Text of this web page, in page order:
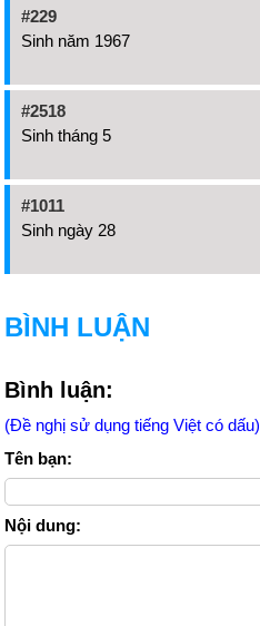
#229
Sinh năm 1967
#2518
Sinh tháng 5
#1011
Sinh ngày 28
BÌNH LUẬN
Bình luận:
(Đề nghị sử dụng tiếng Việt có dấu)
Tên bạn:
Nội dung: